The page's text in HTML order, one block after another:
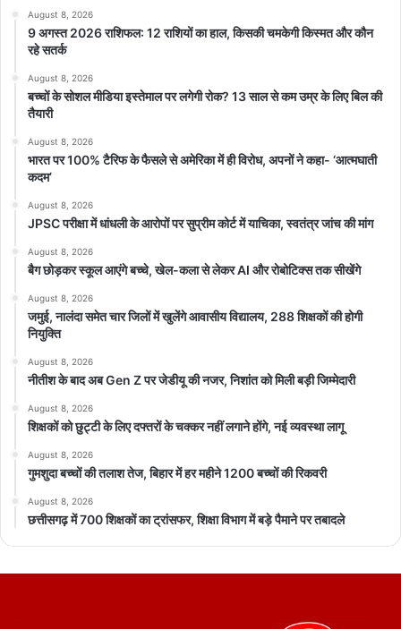
अचानक नहीं होगा, बल्कि डॉलर का दबदबा धीरे-धीरे कम हो सकता है।
August 8, 2026
9 अगस्त 2026 राशिफल: 12 राशियों का हाल, किसकी चमकेगी किस्मत और कौन
रहे सतर्क
August 8, 2026
बच्चों के सोशल मीडिया इस्तेमाल पर लगेगी रोक? 13 साल से कम उम्र के लिए बिल की
तैयारी
August 8, 2026
भारत पर 100% टैरिफ के फैसले से अमेरिका में ही विरोध, अपनों ने कहा- ‘आत्मघाती
कदम’
August 8, 2026
JPSC परीक्षा में धांधली के आरोपों पर सुप्रीम कोर्ट में याचिका, स्वतंत्र जांच की मांग
August 8, 2026
बैग छोड़कर स्कूल आएंगे बच्चे, खेल-कला से लेकर AI और रोबोटिक्स तक सीखेंगे
August 8, 2026
जमुई, नालंदा समेत चार जिलों में खुलेंगे आवासीय विद्यालय, 288 शिक्षकों की होगी
नियुक्ति
August 8, 2026
नीतीश के बाद अब Gen Z पर जेडीयू की नजर, निशांत को मिली बड़ी जिम्मेदारी
August 8, 2026
शिक्षकों को छुट्टी के लिए दफ्तरों के चक्कर नहीं लगाने होंगे, नई व्यवस्था लागू
August 8, 2026
गुमशुदा बच्चों की तलाश तेज, बिहार में हर महीने 1200 बच्चों की रिकवरी
August 8, 2026
छत्तीसगढ़ में 700 शिक्षकों का ट्रांसफर, शिक्षा विभाग में बड़े पैमाने पर तबादले